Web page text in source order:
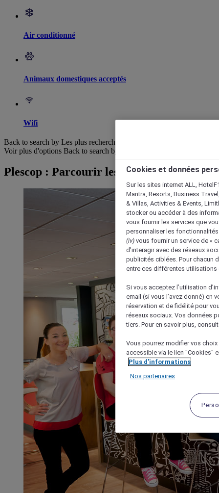
Air conditionné
Animaux domestiques acceptés
Wifi
Back to search by Les plus recherchés
Voir plus d'options Back to search by categories
Plescop : Parcourir les hôtelsCookies et données
Sur les sites internet ALL,
Mantra, Resorts, Business
& Villas, Activities & Events,
stocker ou accéder à des
vous fournir les services que
personnaliser les
(iv) vous fournir un service de «
d'interagir avec des réseaux
publicités ciblées. Pour chacun
entre ces différentes utilisations
Si vous acceptez l’utilisation
email (si vous l’avez donné) en
réservation et de fidélité pour
réseaux sociaux. Vos données
tiers. Pour en savoir plus,
Vous pourrez modifier vos
accessible via le lien "Cookies"
Plus d'informations
Nos partenaires